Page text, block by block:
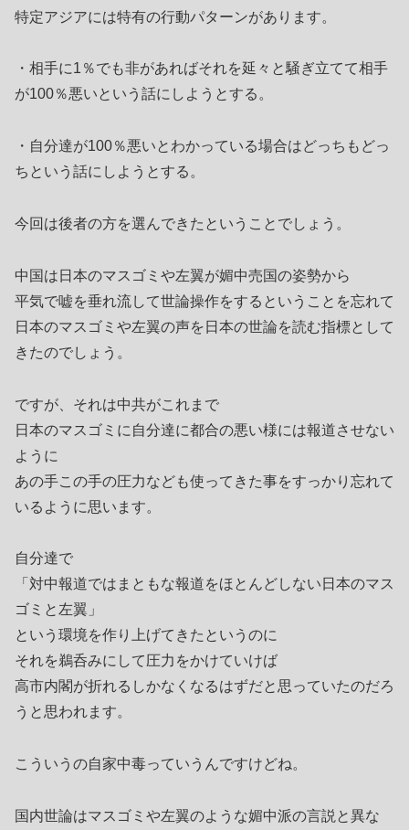
特定アジアには特有の行動パターンがあります。
・相手に1％でも非があればそれを延々と騒ぎ立てて相手
が100％悪いという話にしようとする。
・自分達が100％悪いとわかっている場合はどっちもどっ
ちという話にしようとする。
今回は後者の方を選んできたということでしょう。
中国は日本のマスゴミや左翼が媚中売国の姿勢から
平気で嘘を垂れ流して世論操作をするということを忘れて
日本のマスゴミや左翼の声を日本の世論を読む指標として
きたのでしょう。
ですが、それは中共がこれまで
日本のマスゴミに自分達に都合の悪い様には報道させない
ように
あの手この手の圧力なども使ってきた事をすっかり忘れて
いるように思います。
自分達で
「対中報道ではまともな報道をほとんどしない日本のマス
ゴミと左翼」
という環境を作り上げてきたというのに
それを鵜呑みにして圧力をかけていけば
高市内閣が折れるしかなくなるはずだと思っていたのだろ
うと思われます。
こういうの自家中毒っていうんですけどね。
国内世論はマスゴミや左翼のような媚中派の言説と異な